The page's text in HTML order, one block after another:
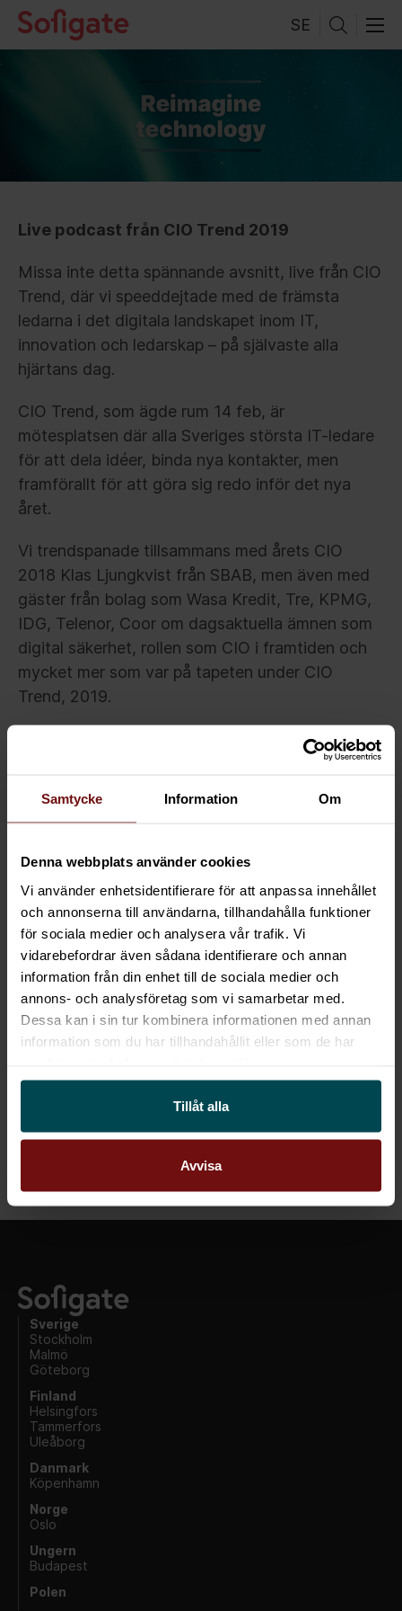
Samtycke Information Om
Denna webbplats använder cookies
Vi använder enhetsidentifierare för att anpassa innehållet
och annonserna till användarna, tillhandahålla funktioner
för sociala medier och analysera vår trafik. Vi
vidarebefordrar även sådana identifierare och annan
information från din enhet till de sociala medier och
annons- och analysföretag som vi samarbetar med.
Dessa kan i sin tur kombinera informationen med annan
information som du har tillhandahållit eller som de har
Tillåt alla
Avvisa
Skip
content
SE
Live podcast från CIO Trend 2019
Missa inte detta spännande avsnitt, live från CIO
Trend, där vi speeddejtade med de främsta
ledarna i det digitala landskapet inom IT,
innovation och ledarskap – på självaste alla
hjärtans dag.
CIO Trend, som ägde rum 14 feb, är
mötesplatsen där alla Sveriges största IT-ledare
för att dela idéer, binda nya kontakter, men
framförallt för att göra sig redo inför det nya
året.
Vi trendspanade tillsammans med årets CIO
2018 Klas Ljungkvist från SBAB, men även med
gäster från bolag som Wasa Kredit, Tre, KPMG,
IDG, Telenor, Coor om dagsaktuella ämnen som
digital säkerhet, rollen som CIO i framtiden och
mycket mer som var på tapeten under CIO
Trend, 2019.
Change cookie settings
Om du är intresserad av att vara med i vår
nedan så hör vi av oss.
Sverige
Stockholm
Malmö
Göteborg
Finland
Helsingfors
Tammerfors
Uleåborg
Danmark
Köpenhamn
Norge
Oslo
Ungern
Budapest
Polen